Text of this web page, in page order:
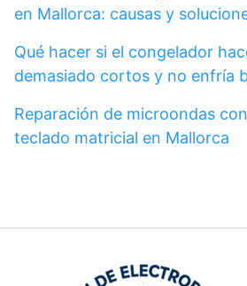
en Mallorca: causas y
Qué hacer si el congelador
demasiado cortos y no enfría
Reparación de microondas
teclado matricial en Mallorca